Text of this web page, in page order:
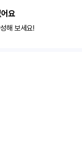
요
해 보세요!